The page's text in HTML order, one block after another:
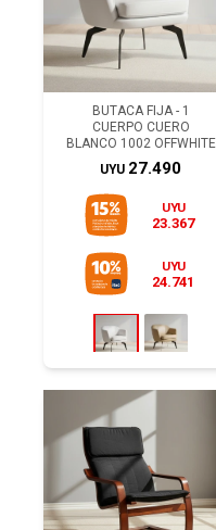
BUTACA FIJA - 1
CUERPO CUERO
BLANCO 1002 OFFWHITE
UYU 27.490
UYU
23.367
UYU
24.741